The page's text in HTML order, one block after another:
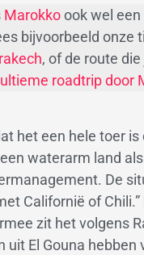
Marokkoook wel
bijvoorbeeld onze
, of de route
roadtrip door
het een hele toer is
waterarm land
De
Californië of Chili.”
zit het volgens
uit El Gouna hebben